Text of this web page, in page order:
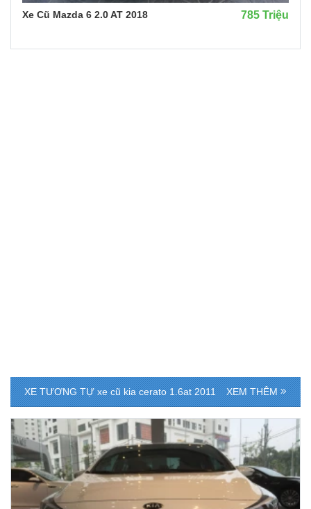
Xe Cũ Mazda 6 2.0 AT 2018 785 Triệu
XE TƯƠNG TỰxe cũ kia cerato 1.6at 2011 XEM THÊM